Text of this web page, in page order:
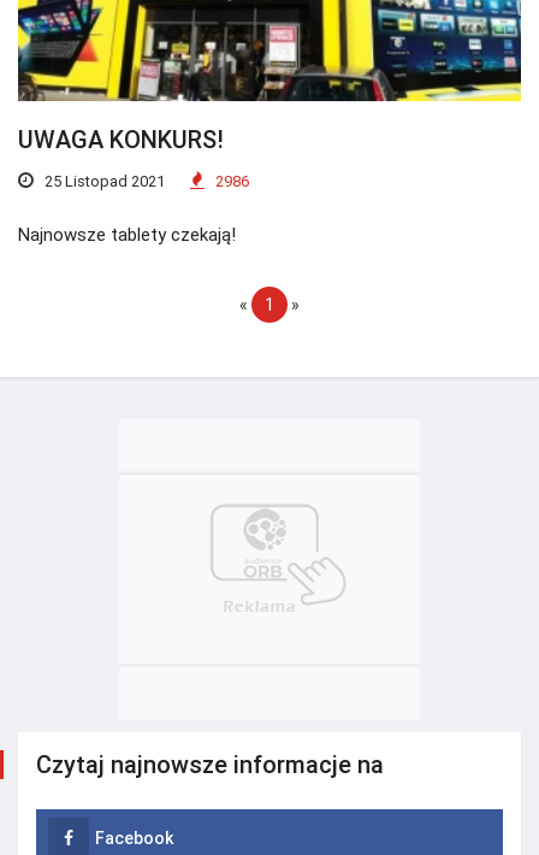
UWAGA KONKURS!
25 Listopad 2021 2986
Najnowsze tablety czekają!
« 1 »
Czytaj najnowsze informacje na
Facebook